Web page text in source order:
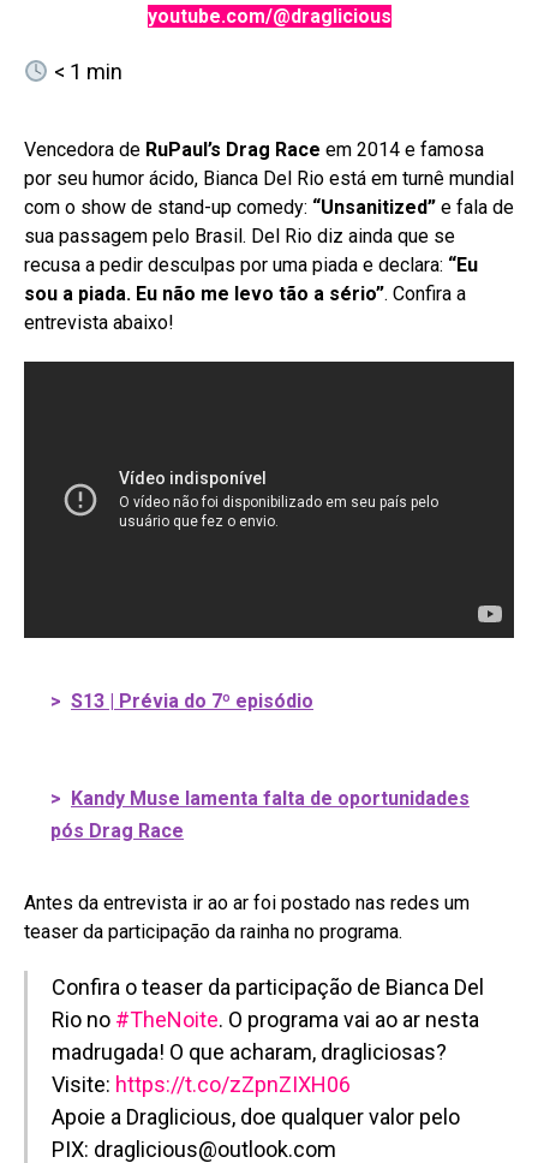
youtube.com/@draglicious
< 1 min
Vencedora de RuPaul’s Drag Race em 2014 e famosa
por seu humor ácido, Bianca Del Rio está em turnê mundial
com o show de stand-up comedy: “Unsanitized” e fala de
sua passagem pelo Brasil. Del Rio diz ainda que se
recusa a pedir desculpas por uma piada e declara: “Eu
sou a piada. Eu não me levo tão a sério”. Confira a
entrevista abaixo!
> S13 | Prévia do 7º episódio
> Kandy Muse lamenta falta de oportunidades
pós Drag Race
Antes da entrevista ir ao ar foi postado nas redes um
teaser da participação da rainha no programa.
Confira o teaser da participação de Bianca Del
Rio no #TheNoite. O programa vai ao ar nesta
madrugada! O que acharam, dragliciosas?
Visite: https://t.co/zZpnZIXH06
Apoie a Draglicious, doe qualquer valor pelo
PIX: draglicious@outlook.com